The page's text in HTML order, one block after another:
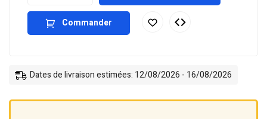
Commander
Dates de livraison estimées: 12/08/2026 - 16/08/2026